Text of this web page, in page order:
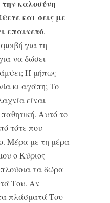
καλοσύνη
και σεις με
επαινετό.
για τη
να δώσει
Ή μήπως
κι αγάπη; Το
είναι
Αυτό το
τότε που
Μέρα με τη μέρα
ο Κύριος
τα δώρα
Του. Αν
πλάσματά Του